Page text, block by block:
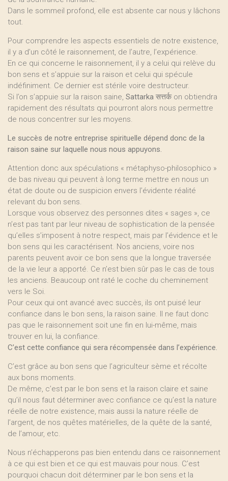
Dans le sommeil profond, elle est absente car nous y lâchons
tout.
Pour comprendre les aspects essentiels de notre existence,
il y a d’un côté le raisonnement, de l’autre, l’expérience.
En ce qui concerne le raisonnement, il y a celui qui relève du
bon sens et s’appuie sur la raison et celui qui spécule
indéfiniment. Ce dernier est stérile voire destructeur.
Si l’on s’appuie sur la raison saine, Sattarka सत्तर्क on obtiendra
rapidement des résultats qui pourront alors nous permettre
de nous concentrer sur les moyens.
Le succès de notre entreprise spirituelle dépend donc de la
raison saine sur laquelle nous nous appuyons.
Attention donc aux spéculations « métaphyso-philosophico »
de bas niveau qui peuvent à long terme mettre en nous un
état de doute ou de suspicion envers l’évidente réalité
relevant du bon sens.
Lorsque vous observez des personnes dites « sages », ce
n’est pas tant par leur niveau de sophistication de la pensée
qu’elles s’imposent à notre respect, mais par l’évidence et le
bon sens qui les caractérisent. Nos anciens, voire nos
parents peuvent avoir ce bon sens que la longue traversée
de la vie leur a apporté. Ce n’est bien sûr pas le cas de tous
les anciens. Beaucoup ont raté le coche du cheminement
vers le Soi.
Pour ceux qui ont avancé avec succès, ils ont puisé leur
confiance dans le bon sens, la raison saine. Il ne faut donc
pas que le raisonnement soit une fin en lui-même, mais
trouver en lui, la confiance.
C’est cette confiance qui sera récompensée dans l’expérience.
C’est grâce au bon sens que l’agriculteur sème et récolte
aux bons moments.
De même, c’est par le bon sens et la raison claire et saine
qu’il nous faut déterminer avec confiance ce qu’est la nature
réelle de notre existence, mais aussi la nature réelle de
l’argent, de nos quêtes matérielles, de la quête de la santé,
de l’amour, etc.
Nous n’échapperons pas bien entendu dans ce raisonnement
à ce qui est bien et ce qui est mauvais pour nous. C’est
pourquoi chacun doit déterminer par le bon sens et la